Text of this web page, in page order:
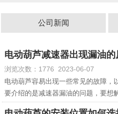
公司新闻
电动葫芦减速器出现漏油
浏览次数：1776 2023-06-07
电动葫芦容易出现一些常见的故障，
要介绍的是减速器漏油的问题，要想
因，主要原因有以下三点：